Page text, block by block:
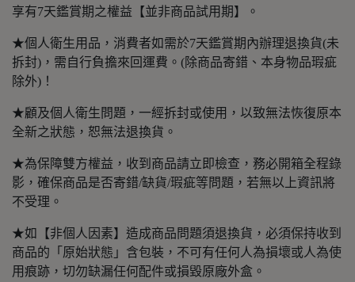
享有7天鑑賞期之權益【並非商品試用期】。
★個人衛生用品，消費者如需於7天鑑賞期內辦理退換貨(未
拆封)，需自行負擔來回運費。(除商品寄錯、本身物品瑕疵
除外)！
★顧及個人衛生問題，一經拆封或使用，以致無法恢復原本
全新之狀態，恕無法退換貨。
★為保障雙方權益，收到商品請立即檢查，務必開箱全程錄
影，確保商品是否寄錯/缺貨/瑕疵等問題，若無以上資訊將
不受理。
★如【非個人因素】造成商品問題須退換貨，必須保持收到
商品的「原始狀態」含包裝，不可有任何人為損壞或人為使
用痕跡，切勿缺漏任何配件或損毀原廠外盒。